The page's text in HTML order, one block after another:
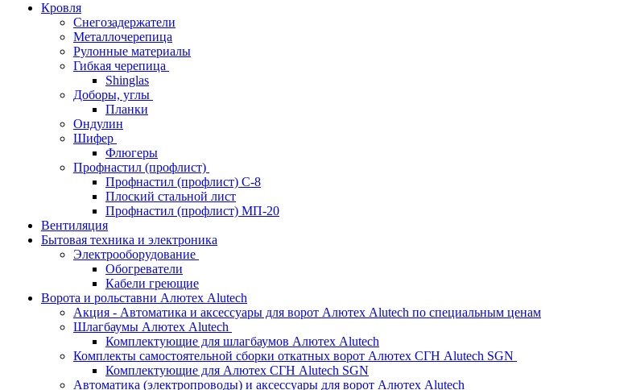
Кровля
Снегозадержатели
Металлочерепица
Рулонные материалы
Гибкая черепица
Shinglas
Доборы, углы
Планки
Ондулин
Шифер
Флюгеры
Профнастил (профлист)
Профнастил (профлист) С-8
Плоский стальной лист
Профнастил (профлист) МП-20
Вентиляция
Бытовая техника и электроника
Электрооборудование
Обогреватели
Кабели греющие
Ворота и рольставни Алютех Alutech
Акция - Автоматика и аксессуары для ворот Алютех Alutech по специальным ценам
Шлагбаумы Алютех Alutech
Комплектующие для шлагбаумов Алютех Alutech
Комплекты самостоятельной сборки откатных ворот Алютех СГН Alutech SGN
Комплектующие для Алютех СГН Alutech SGN
Автоматика (электропроводы) и аксессуары для ворот Алютех Alutech